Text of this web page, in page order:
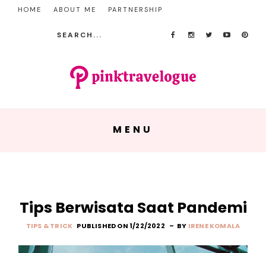
HOME ABOUT ME PARTNERSHIP
MENU
Tips Berwisata Saat Pandemi
TIPS & TRICK PUBLISHED ON 1/22/2022 BY IRENE KOMALA